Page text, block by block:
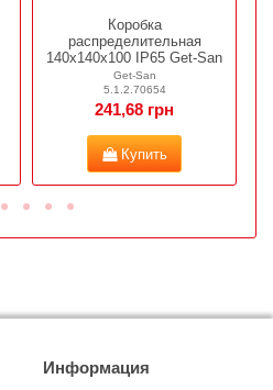
Коробка
распределительная
140х140х100 IP65 Get-San
Get-San
5.1.2.70654
241,68 грн
Купить
Информация